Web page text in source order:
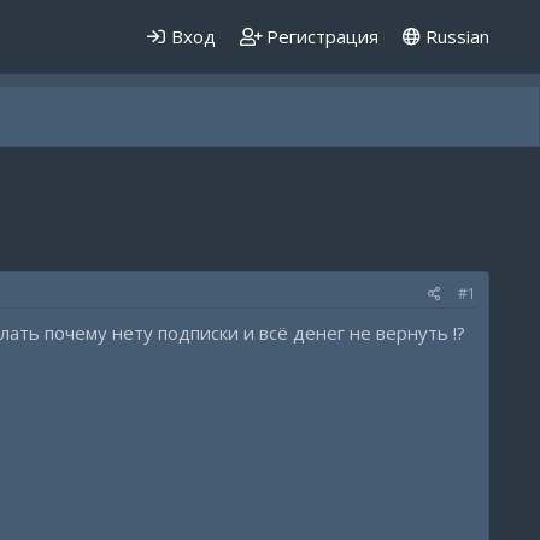
Вход Регистрация Russian
#1
почему нету подписки и всё денег не вернуть !?